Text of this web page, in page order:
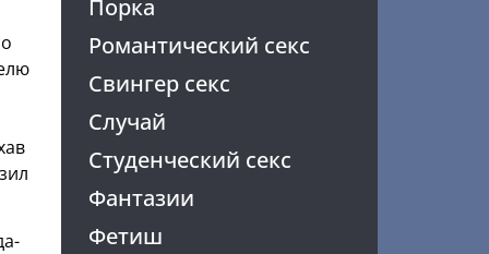
Порка
Романтический секс
Свингер секс
Случай
Студенческий секс
Фантазии
Фетиш